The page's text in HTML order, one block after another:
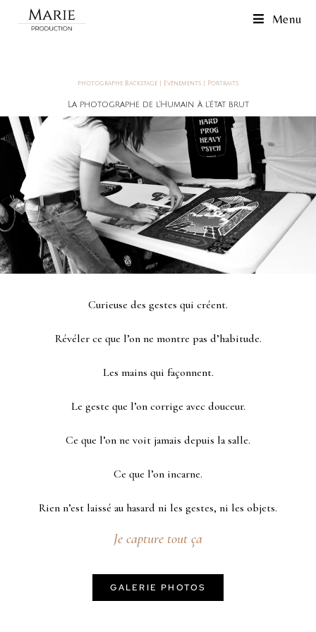
Menu
photographe Backstage | Evènements | Portraits
La photographe de l'Humain à l'état brut
Curieuse des gestes qui créent.
Révéler ce que l’on ne montre pas d’habitude.
Les mains qui façonnent.
Le geste que l’on corrige avec douceur.
Ce que l’on ne voit jamais depuis la salle.
Ce que l’on incarne.
Rien n’est laissé au hasard ni les gestes, ni les objets.
Je capture tout ça
GALERIE PHOTOS